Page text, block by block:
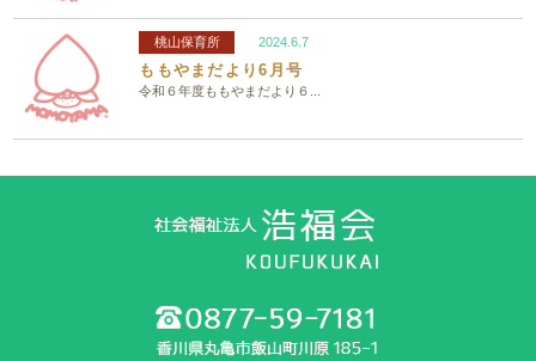
桃山保育所 2024.6.7
ももやまだより6月号
令和６年度ももやまだより６...